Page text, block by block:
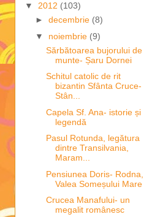
▼ 2012 (103)
► decembrie (8)
▼ noiembrie (9)
Sărbătoarea bujorului de
munte- Șaru Dornei
Schitul catolic de rit
bizantin Sfânta Cruce-
Stân...
Capela Sf. Ana- istorie și
legendă
Pasul Rotunda, legătura
dintre Transilvania,
Maram...
Pensiunea Doris- Rodna,
Valea Someșului Mare
Crucea Manafului- un
megalit românesc